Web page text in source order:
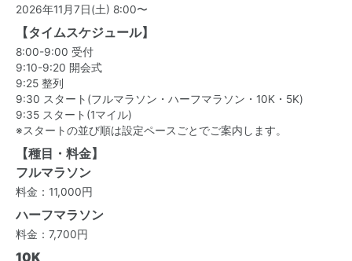
2026年11月7日(土) 8:00〜
【タイムスケジュール】
8:00-9:00 受付
9:10-9:20 開会式
9:25 整列
9:30 スタート(フルマラソン・ハーフマラソン・10K・5K)
9:35 スタート(1マイル)
※スタートの並び順は設定ペースごとでご案内します。
【種目・料金】
フルマラソン
料金：11,000円
ハーフマラソン
料金：7,700円
10K